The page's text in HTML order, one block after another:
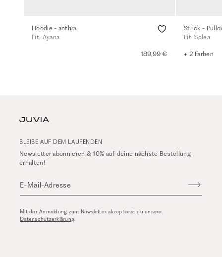
Hoodie - anthra
Fit: Ayana
189,99 €
Strick -
Fit: Solea
+ 2 Farben
BLEIBE AUF DEM LAUFENDEN
Newsletter abonnieren & 10% auf deine nächste Bestellung
erhalten!
E-Mail-Adresse
Mit der Anmeldung zum Newsletter akzeptierst du unsere
Datenschutzerklärung